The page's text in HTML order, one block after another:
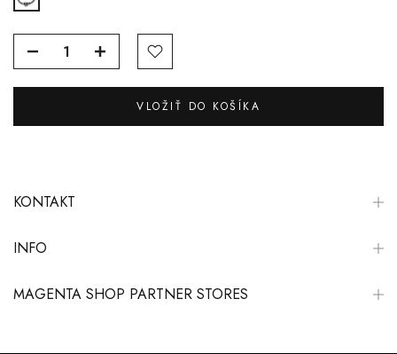
VLOŽIŤ DO KOŠÍKA
KONTAKT
INFO
MAGENTA SHOP PARTNER STORES